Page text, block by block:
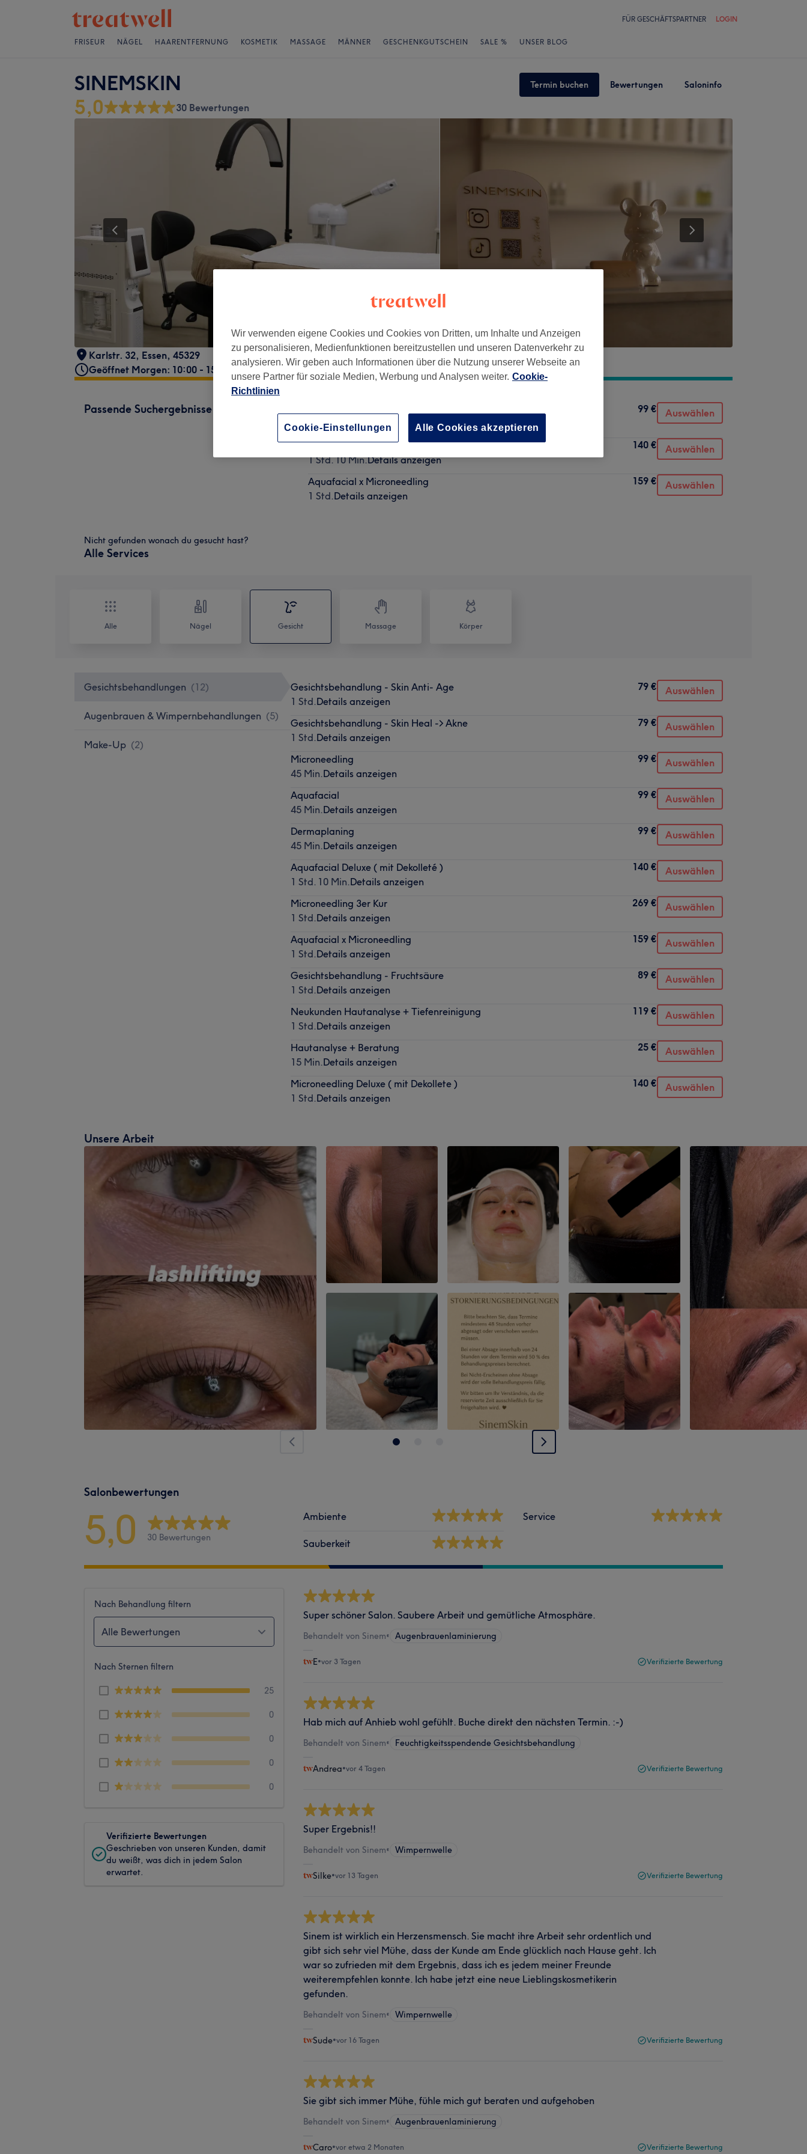
FÜR GESCHÄFTSPARTNER LOGIN
FRISEUR NÄGEL HAARENTFERNUNG KOSMETIK MASSAGE MÄNNER GESCHENKGUTSCHEIN SALE % UNSER BLOG
SINEMSKIN Termin buchen Bewertungen Saloninfo
5,0 30 Bewertungen
Karlstr. 32, Essen, 45329
Geöffnet Morgen: 10:00 - 15:00
Passende Suchergebnisse
45 Min.Details anzeigen
99 € Auswählen
Aquafacial Deluxe ( mit Dekolleté )
1 Std. 10 Min.Details anzeigen
140 € Auswählen
Aquafacial x Microneedling
1 Std.Details anzeigen
159 € Auswählen
Nicht gefunden wonach du gesucht hast?
Alle Services
Alle Nägel Gesicht Massage Körper
Gesichtsbehandlungen (12)
Augenbrauen & Wimpernbehandlungen (5)
Make-Up (2)
Gesichtsbehandlung - Skin Anti- Age
1 Std.Details anzeigen
79 € Auswählen
Gesichtsbehandlung - Skin Heal -> Akne
1 Std.Details anzeigen
79 € Auswählen
Microneedling
45 Min.Details anzeigen
99 € Auswählen
Aquafacial
45 Min.Details anzeigen
99 € Auswählen
Dermaplaning
45 Min.Details anzeigen
99 € Auswählen
Aquafacial Deluxe ( mit Dekolleté )
1 Std. 10 Min.Details anzeigen
140 € Auswählen
Microneedling 3er Kur
1 Std.Details anzeigen
269 € Auswählen
Aquafacial x Microneedling
1 Std.Details anzeigen
159 € Auswählen
Gesichtsbehandlung - Fruchtsäure
1 Std.Details anzeigen
89 € Auswählen
Neukunden Hautanalyse + Tiefenreinigung
1 Std.Details anzeigen
119 € Auswählen
Hautanalyse + Beratung
15 Min.Details anzeigen
25 € Auswählen
Microneedling Deluxe ( mit Dekollete )
1 Std.Details anzeigen
140 € Auswählen
Unsere Arbeit
Salonbewertungen
5,0 30 Bewertungen
Ambiente
Sauberkeit
Service
Nach Behandlung filtern
Alle Bewertungen
Nach Sternen filtern
25
0
0
0
0
Verifizierte Bewertungen
Geschrieben von unseren Kunden, damit
du weißt, was dich in jedem Salon
erwartet.
Super schöner Salon. Saubere Arbeit und gemütliche Atmosphäre.
Behandelt von Sinem• Augenbrauenlaminierung
E•vor 3 Tagen Verifizierte Bewertung
Hab mich auf Anhieb wohl gefühlt. Buche direkt den nächsten Termin. :-)
Behandelt von Sinem• Feuchtigkeitsspendende Gesichtsbehandlung
Andrea•vor 4 Tagen Verifizierte Bewertung
Super Ergebnis!!
Behandelt von Sinem• Wimpernwelle
Silke•vor 13 Tagen Verifizierte Bewertung
Sinem ist wirklich ein Herzensmensch. Sie macht ihre Arbeit sehr ordentlich und
gibt sich sehr viel Mühe, dass der Kunde am Ende glücklich nach Hause geht. Ich
war so zufrieden mit dem Ergebnis, dass ich es jedem meiner Freunde
weiterempfehlen konnte. Ich habe jetzt eine neue Lieblingskosmetikerin
gefunden.
Behandelt von Sinem• Wimpernwelle
Sude•vor 16 Tagen Verifizierte Bewertung
Sie gibt sich immer Mühe, fühle mich gut beraten und aufgehoben
Behandelt von Sinem• Augenbrauenlaminierung
Caro•vor etwa 2 Monaten Verifizierte Bewertung
Wir verwenden eigene Cookies und Cookies von Dritten, um Inhalte und Anzeigen
zu personalisieren, Medienfunktionen bereitzustellen und unseren Datenverkehr zu
analysieren. Wir geben auch Informationen über die Nutzung unserer Webseite an
unsere Partner für soziale Medien, Werbung und Analysen weiter. Cookie-
Richtlinien
Cookie-Einstellungen Alle Cookies akzeptieren